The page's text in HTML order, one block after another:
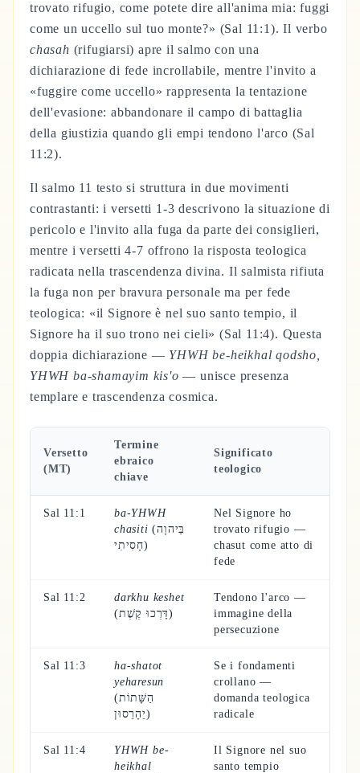
trovato rifugio, come potete dire all'anima mia: fuggi
come un uccello sul tuo monte?» (Sal 11:1). Il verbo
chasah (rifugiarsi) apre il salmo con una
dichiarazione di fede incrollabile, mentre l'invito a
«fuggire come uccello» rappresenta la tentazione
dell'evasione: abbandonare il campo di battaglia
della giustizia quando gli empi tendono l'arco (Sal
11:2).
Il salmo 11 testo si struttura in due movimenti
contrastanti: i versetti 1-3 descrivono la situazione di
pericolo e l'invito alla fuga da parte dei consiglieri,
mentre i versetti 4-7 offrono la risposta teologica
radicata nella trascendenza divina. Il salmista rifiuta
la fuga non per bravura personale ma per fede
teologica: «il Signore è nel suo santo tempio, il
Signore ha il suo trono nei cieli» (Sal 11:4). Questa
doppia dichiarazione — YHWH be-heikhal qodsho,
YHWH ba-shamayim kis'o — unisce presenza
templare e trascendenza cosmica.
Versetto
(MT)
Termine
ebraico
chiave
Significato
teologico
Sal 11:1
ba-YHWH
chasiti (בַּיהוָה
חָסִיתִי)
Nel Signore ho
trovato rifugio —
chasut come atto di
fede
Sal 11:2
darkhu keshet
(דָּרְכוּ קֶשֶׁת)
Tendono l'arco —
immagine della
persecuzione
Sal 11:3
ha-shatot
yeharesun
(הַשָּׁתוֹת
יֵהָרֵסוּן)
Se i fondamenti
crollano —
domanda teologica
radicale
Sal 11:4
YHWH be-
heikhal
Il Signore nel suo
santo tempio